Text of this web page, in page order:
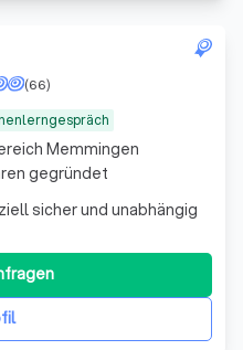
(66)
sicher und unabhängig
Memmingen
gegründet